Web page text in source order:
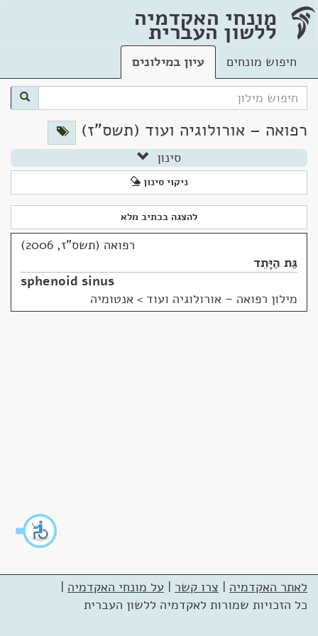
מונחי האקדמיה
ללשון העברית
חיפוש מונחים עיון במילונים
רפואה – אורולוגיה ועוד (תשס"ז)
סינון
ניקוי סינון
להצגה בכתיב מלא
רפואה (תשס"ז, 2006)
גַּת הַיָּתֵד
sphenoid sinus
מילון רפואה – אורולוגיה ועוד > אנטומיה
לאתר האקדמיה | צרו קשר | על מונחי האקדמיה |
כל הזכויות שמורות לאקדמיה ללשון העברית